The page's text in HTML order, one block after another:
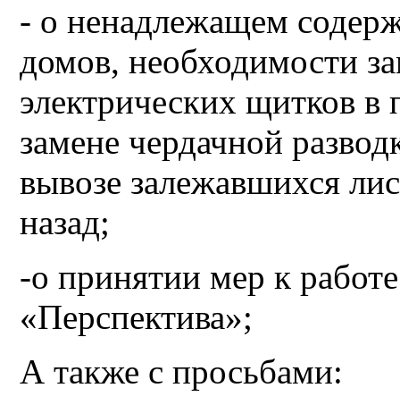
- о ненадлежащем
домов, необходимости
электрических щитков в
замене чердачной
вывозе залежавшихся
назад;
-о принятии мер к
«Перспектива»;
А также с просьбами: